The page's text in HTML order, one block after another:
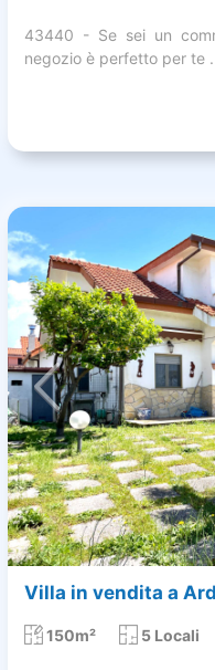
43440 - Se sei un
negozio è perfetto per te
Villa in vendita a
150m² 5 Locali